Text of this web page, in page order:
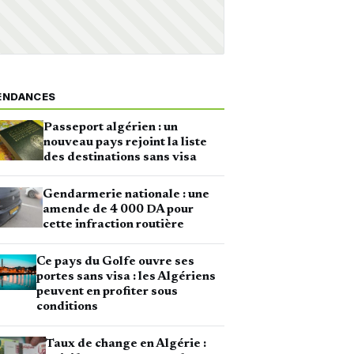
Passeport algérien : un
nouveau pays rejoint la liste
des destinations sans visa
Gendarmerie nationale : une
amende de 4 000 DA pour
cette infraction routière
Ce pays du Golfe ouvre ses
portes sans visa : les Algériens
peuvent en profiter sous
conditions
Taux de change en Algérie :